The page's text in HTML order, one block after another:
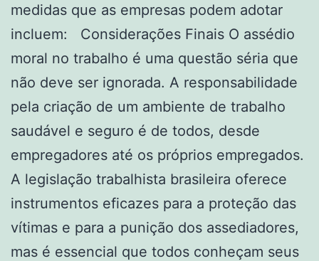
medidas que as empresas podem adotar
incluem: Considerações Finais O assédio
moral no trabalho é uma questão séria que
não deve ser ignorada. A responsabilidade
pela criação de um ambiente de trabalho
saudável e seguro é de todos, desde
empregadores até os próprios empregados.
A legislação trabalhista brasileira oferece
instrumentos eficazes para a proteção das
vítimas e para a punição dos assediadores,
mas é essencial que todos conheçam seus